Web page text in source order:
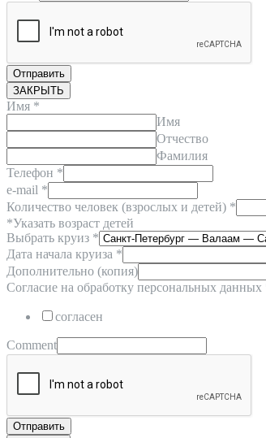
Отправить
ЗАКРЫТЬ
Имя *
Имя
Отчество
Фамилия
Телефон *
e-mail *
Количество человек (взрослых и детей) *
*Указать возраст детей
Выбрать круиз *
Дата начала круиза *
Дополнительно (копия)
Согласие на обработку персональных данных
согласен
Comment
Отправить